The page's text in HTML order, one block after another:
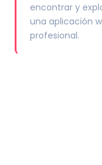
encontrar y
una aplicación
profesional.